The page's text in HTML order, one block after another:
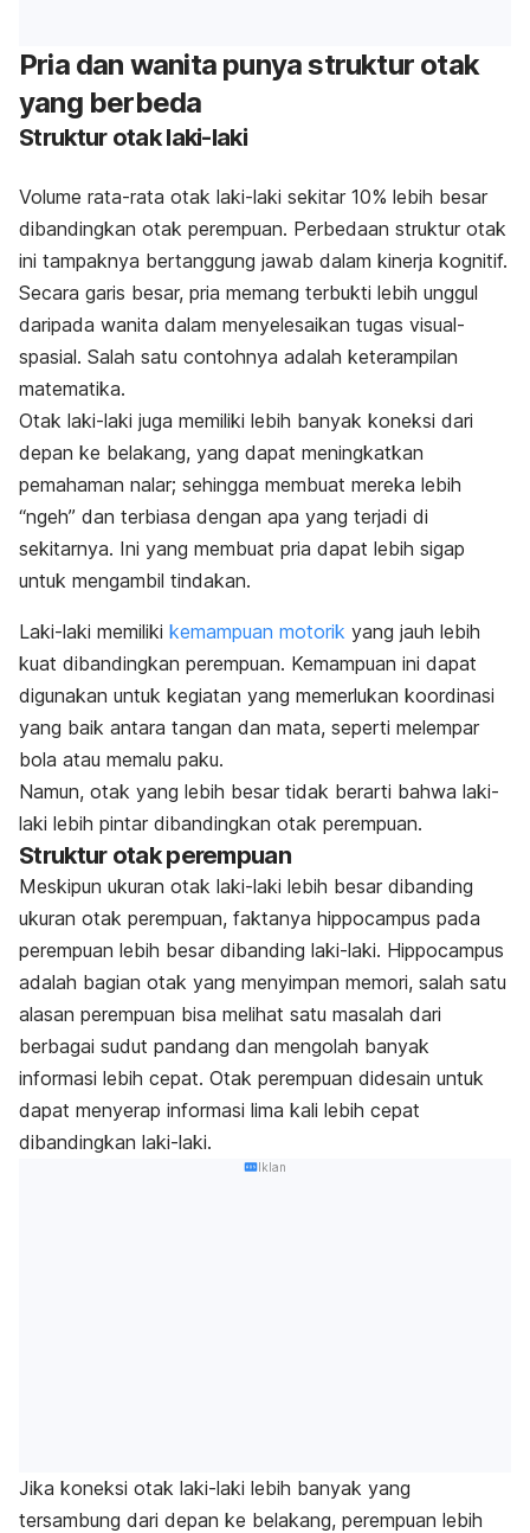
Pria dan wanita punya struktur otak
yang berbeda
Struktur otak laki-laki
Volume rata-rata otak laki-laki sekitar 10% lebih besar
dibandingkan otak perempuan. Perbedaan struktur otak
ini tampaknya bertanggung jawab dalam kinerja kognitif.
Secara garis besar, pria memang terbukti lebih unggul
daripada wanita dalam menyelesaikan tugas visual-
spasial. Salah satu contohnya adalah keterampilan
matematika.
Otak laki-laki juga memiliki lebih banyak koneksi dari
depan ke belakang, yang dapat meningkatkan
pemahaman nalar; sehingga membuat mereka lebih
“ngeh” dan terbiasa dengan apa yang terjadi di
sekitarnya. Ini yang membuat pria dapat lebih sigap
untuk mengambil tindakan.
Laki-laki memiliki kemampuan motorik yang jauh lebih
kuat dibandingkan perempuan. Kemampuan ini dapat
digunakan untuk kegiatan yang memerlukan koordinasi
yang baik antara tangan dan mata, seperti melempar
bola atau memalu paku.
Namun, otak yang lebih besar tidak berarti bahwa laki-
laki lebih pintar dibandingkan otak perempuan.
Struktur otak perempuan
Meskipun ukuran otak laki-laki lebih besar dibanding
ukuran otak perempuan, faktanya hippocampus pada
perempuan lebih besar dibanding laki-laki. Hippocampus
adalah bagian otak yang menyimpan memori, salah satu
alasan perempuan bisa melihat satu masalah dari
berbagai sudut pandang dan mengolah banyak
informasi lebih cepat. Otak perempuan didesain untuk
dapat menyerap informasi lima kali lebih cepat
dibandingkan laki-laki.
Iklan
Jika koneksi otak laki-laki lebih banyak yang
tersambung dari depan ke belakang, perempuan lebih